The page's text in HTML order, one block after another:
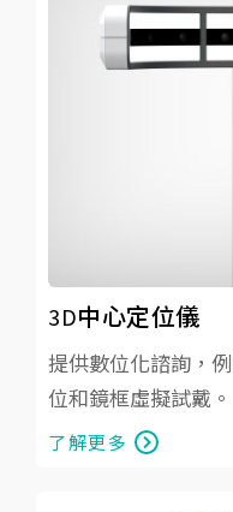
3D中心定位儀
提供數位化諮詢，
位和鏡框虛擬試戴。
了解更多